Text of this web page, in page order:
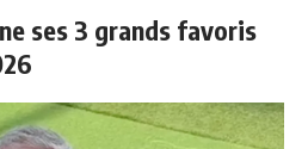
ses 3 grands favoris